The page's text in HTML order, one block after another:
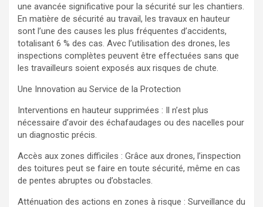
une avancée significative pour la sécurité sur les chantiers.
En matière de sécurité au travail, les travaux en hauteur
sont l’une des causes les plus fréquentes d’accidents,
totalisant 6 % des cas. Avec l’utilisation des drones, les
inspections complètes peuvent être effectuées sans que
les travailleurs soient exposés aux risques de chute.
Une Innovation au Service de la Protection
Interventions en hauteur supprimées : Il n’est plus
nécessaire d’avoir des échafaudages ou des nacelles pour
un diagnostic précis.
Accès aux zones difficiles : Grâce aux drones, l’inspection
des toitures peut se faire en toute sécurité, même en cas
de pentes abruptes ou d’obstacles.
Atténuation des actions en zones à risque : Surveillance du